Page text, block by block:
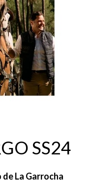
SS24
La Garrocha